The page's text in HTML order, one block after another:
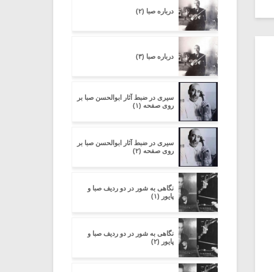
درباره صبا (۲)
درباره صبا (۳)
سیری در ضبط آثار ابوالحسن صبا بر
روی صفحه (۱)
سیری در ضبط آثار ابوالحسن صبا بر
روی صفحه (۲)
نگاهی به شور در دو ردیف صبا و
پایور (۱)
نگاهی به شور در دو ردیف صبا و
پایور (۲)